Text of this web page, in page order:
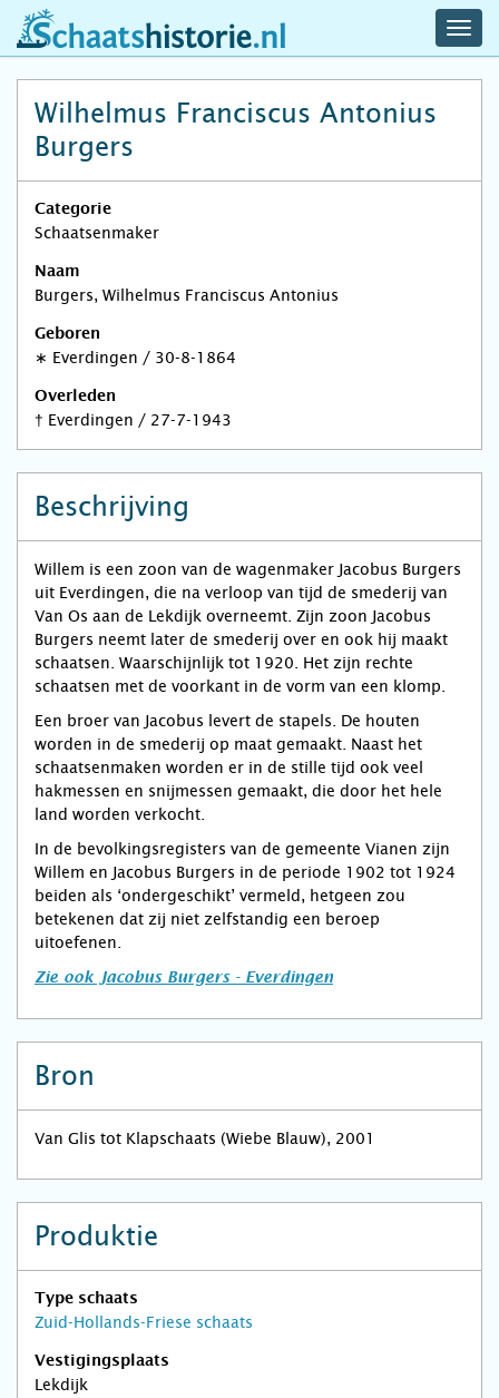
schaatshistorie.nl
Wilhelmus Franciscus Antonius
Burgers
Categorie
Schaatsenmaker
Naam
Burgers, Wilhelmus Franciscus Antonius
Geboren
∗ Everdingen / 30-8-1864
Overleden
† Everdingen / 27-7-1943
Beschrijving
Willem is een zoon van de wagenmaker Jacobus Burgers
uit Everdingen, die na verloop van tijd de smederij van
Van Os aan de Lekdijk overneemt. Zijn zoon Jacobus
Burgers neemt later de smederij over en ook hij maakt
schaatsen. Waarschijnlijk tot 1920. Het zijn rechte
schaatsen met de voorkant in de vorm van een klomp.
Een broer van Jacobus levert de stapels. De houten
worden in de smederij op maat gemaakt. Naast het
schaatsenmaken worden er in de stille tijd ook veel
hakmessen en snijmessen gemaakt, die door het hele
land worden verkocht.
In de bevolkingsregisters van de gemeente Vianen zijn
Willem en Jacobus Burgers in de periode 1902 tot 1924
beiden als ‘ondergeschikt’ vermeld, hetgeen zou
betekenen dat zij niet zelfstandig een beroep
uitoefenen.
Zie ook Jacobus Burgers - Everdingen
Bron
Van Glis tot Klapschaats (Wiebe Blauw), 2001
Produktie
Type schaats
Zuid-Hollands-Friese schaats
Vestigingsplaats
Lekdijk